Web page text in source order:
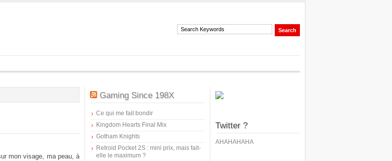
mon visage, ma peau, à
Gaming Since 198X
Ce qui me fait bondir
Kingdom Hearts Final Mix
Gotham Knights
Retroid Pocket 2S : mini prix, mais fait-
elle le maximum ?
Twitter ?
AHAHAHAHA